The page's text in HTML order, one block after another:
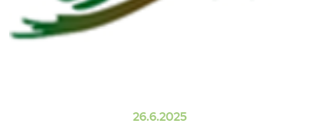
26.6.2025